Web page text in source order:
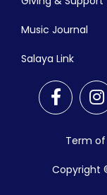
Music Journal
Salaya Link
Copyright
Term of